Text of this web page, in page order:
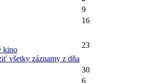
9
16
kino
všetky záznamy z dňa
23
30
6